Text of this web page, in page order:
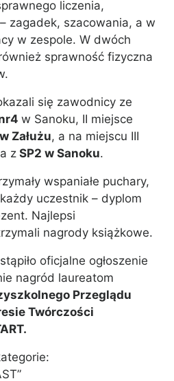
liczenia,
zagadek, szacowania, a w
w zespole. W dwóch
sprawność fizyczna
się zawodnicy ze
w Sanoku, II miejsce
Załużu, a na miejscu III
z SP2 w Sanoku.
wspaniałe puchary,
uczestnik – dyplom
Najlepsi
nagrody książkowe.
oficjalne ogłoszenie
nagród laureatom
Przeglądu
Twórczości